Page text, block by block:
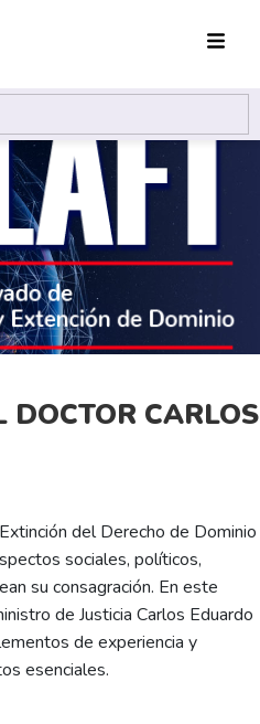
DOCTOR CARLOS
del Derecho de Dominio
sociales, políticos,
su consagración. En este
de Justicia Carlos Eduardo
de experiencia y
esenciales.